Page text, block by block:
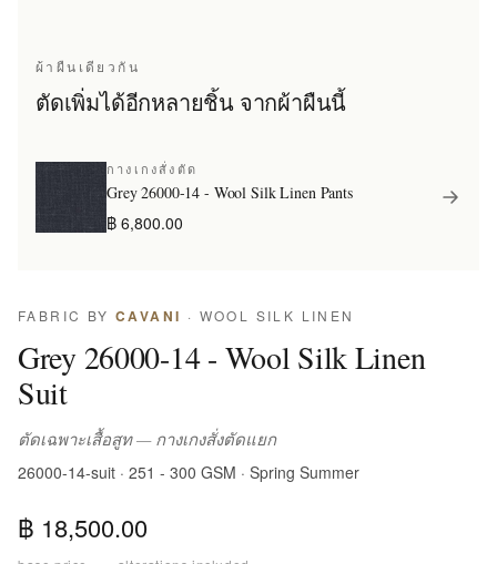
ผ้าผืนเดียวกัน
ตัดเพิ่มได้อีกหลายชิ้น จากผ้าผืนนี้
กางเกงสั่งตัด
Grey 26000-14 - Wool Silk Linen Pants
฿ 6,800.00
FABRIC BY CAVANI · WOOL SILK LINEN
Grey 26000-14 - Wool Silk Linen
Suit
ตัดเฉพาะเสื้อสูท — กางเกงสั่งตัดแยก
26000-14-suit · 251 - 300 GSM · Spring Summer
฿ 18,500.00